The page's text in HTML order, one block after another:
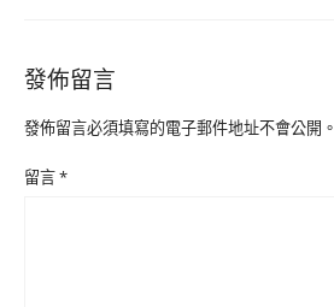
發佈留言
發佈留言必須填寫的電子郵件地址不會公開。
留言*